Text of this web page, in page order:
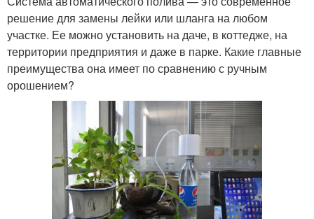
решение для замены лейки или шланга на любом
участке. Ее можно установить на даче, в коттедже, на
территории предприятия и даже в парке. Какие главные
преимущества она имеет по сравнению с ручным
орошением?